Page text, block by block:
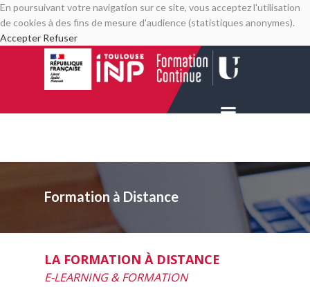
En poursuivant votre navigation sur ce site, vous acceptez l'utilisation
de cookies à des fins de mesure d'audience (statistiques anonymes).
Accepter Refuser
Formation à Distance
LA FORMATION À DISTANCE
E-LEARNING & FORMATION